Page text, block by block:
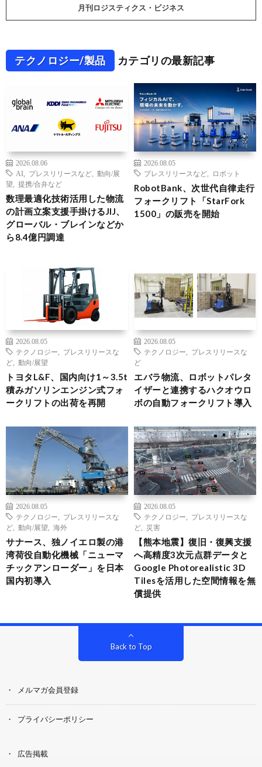
月刊ロジスティクス・ビジネス
テクノロジー/製品 カテゴリの最新記事
2026.08.06
AI
プレスリリースなど
動向/展
望
提携/合弁など
数理最適化技術活用した物流
の計画立案支援手掛けるJIJ、
グローバル・ブレインなどか
ら8.4億円調達
2026.08.05
プレスリリースなど
ロボット
RobotBank、次世代自律走行
フォークリフト「StarFork
1500」の販売を開始
2026.08.05
テクノロジー
プレスリリースな
ど
動向/展望
トヨタL&F、国内向け1～3.5t
積みガソリンエンジン式フォ
ークリフトの出荷を再開
2026.08.05
テクノロジー
プレスリリースな
ど
エバラ物流、ロボットパレタ
イザーと連携するハクオウロ
ボの自動フォークリフト導入
2026.08.05
テクノロジー
プレスリリースな
ど
動向/展望 海外
サナース、独ノイエロ製の港
湾荷役自動化機械「ニューマ
チックアンローダー」を日本
国内初導入
2026.08.05
テクノロジー
プレスリリースな
ど
災害
【熊本地震】復旧・復興支援
へ高精度3次元点群データと
Google Photorealistic 3D
Tilesを活用した空間情報を無
償提供
Back to Top
メルマガ会員登録
プライバシーポリシー
広告掲載